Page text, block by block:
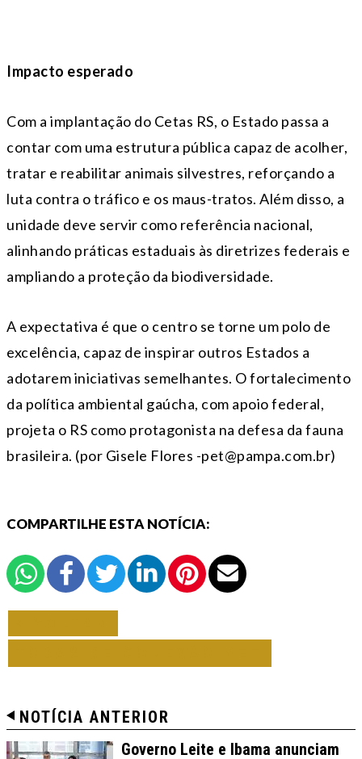
Impacto esperado
Com a implantação do Cetas RS, o Estado passa a
contar com uma estrutura pública capaz de acolher,
tratar e reabilitar animais silvestres, reforçando a
luta contra o tráfico e os maus-tratos. Além disso, a
unidade deve servir como referência nacional,
alinhando práticas estaduais às diretrizes federais e
ampliando a proteção da biodiversidade.
A expectativa é que o centro se torne um polo de
excelência, capaz de inspirar outros Estados a
adotarem iniciativas semelhantes. O fortalecimento
da política ambiental gaúcha, com apoio federal,
projeta o RS como protagonista na defesa da fauna
brasileira. (por Gisele Flores -pet@pampa.com.br)
COMPARTILHE ESTA NOTÍCIA:
NOTÍCIA ANTERIOR
Governo Leite e Ibama anunciam